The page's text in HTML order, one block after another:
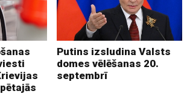
Putins izsludina Valsts
domes vēlēšanas 20.
septembrī